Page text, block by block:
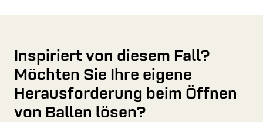
Inspiriert von diesem Fall?
Möchten Sie Ihre eigene
Herausforderung beim Öffnen
von Ballen lösen?